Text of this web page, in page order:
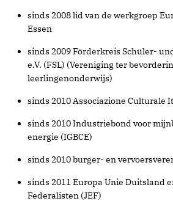
sinds 2008 lid van de werkgroep
Essen
sinds 2009 Förderkreis Schüler-
e.V. (FSL) (Vereniging ter
leerlingenonderwijs)
sinds 2010 Associazione Culturale
sinds 2010 Industriebond voor
energie (IGBCE)
sinds 2010 burger- en
sinds 2011 Europa Unie Duitsland
Federalisten (JEF)